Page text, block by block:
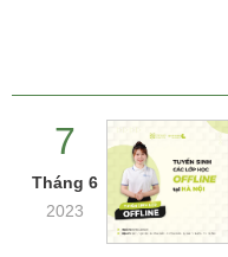
7
Tháng 6
2023